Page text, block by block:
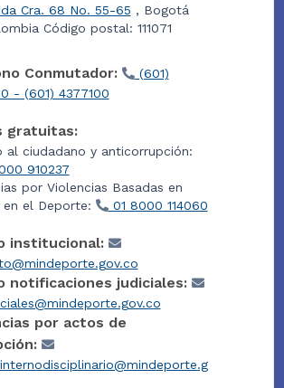
Cra. 68 No. 55-65 , Bogotá
Código postal: 111071
Conmutador:
(601)
- (601) 4377100
gratuitas:
al ciudadano y anticorrupción:
910237
por Violencias Basadas en
en el Deporte:
01 8000 114060
institucional:
notificaciones judiciales:
por actos de